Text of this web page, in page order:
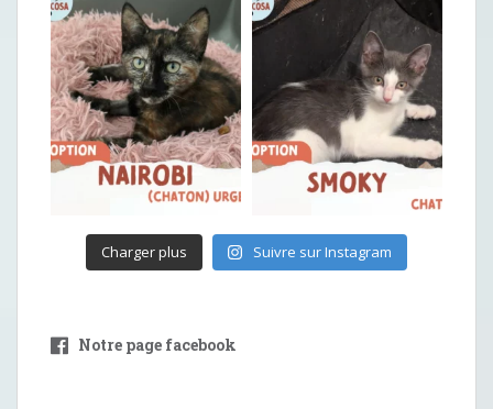
Charger plus Suivre sur Instagram
Notre page facebook